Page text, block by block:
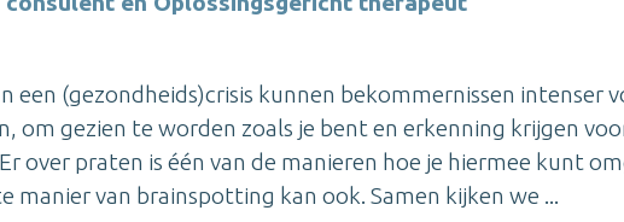
een (gezondheids)crisis kunnen bekommernissen intenser
om gezien te worden zoals je bent en erkenning krijgen
over praten is één van de manieren hoe je hiermee kunt
manier van brainspotting kan ook. Samen kijken we ...